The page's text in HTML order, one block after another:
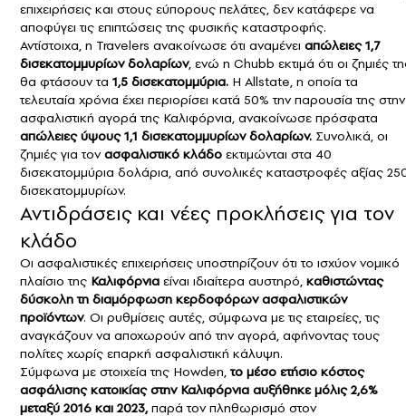
επιχειρήσεις και στους εύπορους πελάτες, δεν κατάφερε να
αποφύγει τις επιπτώσεις της φυσικής καταστροφής.
Αντίστοιχα, η Travelers ανακοίνωσε ότι αναμένει απώλειες 1,7
δισεκατομμυρίων δολαρίων, ενώ η Chubb εκτιμά ότι οι ζημιές
θα φτάσουν τα 1,5 δισεκατομμύρια. Η Allstate, η οποία τα
τελευταία χρόνια έχει περιορίσει κατά 50% την παρουσία της στην
ασφαλιστική αγορά της Καλιφόρνια, ανακοίνωσε πρόσφατα
απώλειες ύψους 1,1 δισεκατομμυρίων δολαρίων. Συνολικά, οι
ζημιές για τονασφαλιστικό κλάδο εκτιμώνται στα 40
δισεκατομμύρια δολάρια, από συνολικές καταστροφές αξίας
δισεκατομμυρίων.
Αντιδράσεις και νέες προκλήσεις για τον
κλάδο
Οι ασφαλιστικές επιχειρήσεις υποστηρίζουν ότι το ισχύον νομικό
πλαίσιο της Καλιφόρνια είναι ιδιαίτερα αυστηρό, καθιστώντας
δύσκολη τη διαμόρφωση κερδοφόρων ασφαλιστικών
προϊόντων. Οι ρυθμίσεις αυτές, σύμφωνα με τις εταιρείες, τις
αναγκάζουν να αποχωρούν από την αγορά, αφήνοντας τους
πολίτες χωρίς επαρκή ασφαλιστική κάλυψη.
Σύμφωνα με στοιχεία της Howden,το μέσο ετήσιο κόστος
ασφάλισης κατοικίας στην Καλιφόρνια αυξήθηκε μόλις 2,6%
μεταξύ 2016 και 2023,παρά τον πληθωρισμό στον